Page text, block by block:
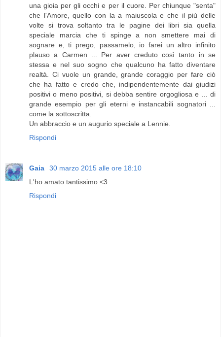
una gioia per gli occhi e per il cuore. Per chiunque "senta"
che l'Amore, quello con la a maiuscola e che il più delle
volte si trova soltanto tra le pagine dei libri sia quella
speciale marcia che ti spinge a non smettere mai di
sognare e, ti prego, passamelo, io farei un altro infinito
plauso a Carmen ... Per aver creduto così tanto in se
stessa e nel suo sogno che qualcuno ha fatto diventare
realtà. Ci vuole un grande, grande coraggio per fare ciò
che ha fatto e credo che, indipendentemente dai giudizi
positivi o meno positivi, si debba sentire orgogliosa e ... di
grande esempio per gli eterni e instancabili sognatori ...
come la sottoscritta.
Un abbraccio e un augurio speciale a Lennie.
Rispondi
Gaia
30 marzo 2015 alle ore 18:10
L'ho amato tantissimo <3
Rispondi